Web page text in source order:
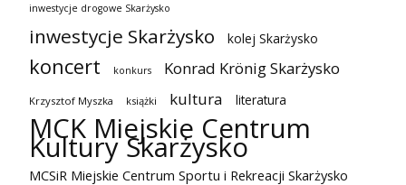
inwestycje drogowe Skarżysko
inwestycje Skarżysko kolej Skarżysko
koncert konkurs Konrad Krönig Skarżysko
Krzysztof Myszka książki kultura literatura
MCK Miejskie Centrum
Kultury Skarżysko
MCSiR Miejskie Centrum Sportu i Rekreacji Skarżysko